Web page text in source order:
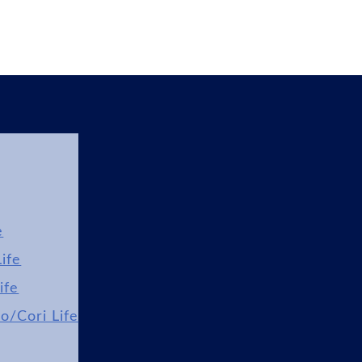
Cori Life